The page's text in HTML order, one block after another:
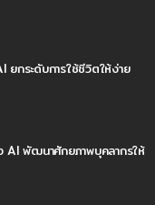
ยกระดับการใช้ชีวิตให้ง่าย
พัฒนาศักยภาพบุคลากรให้